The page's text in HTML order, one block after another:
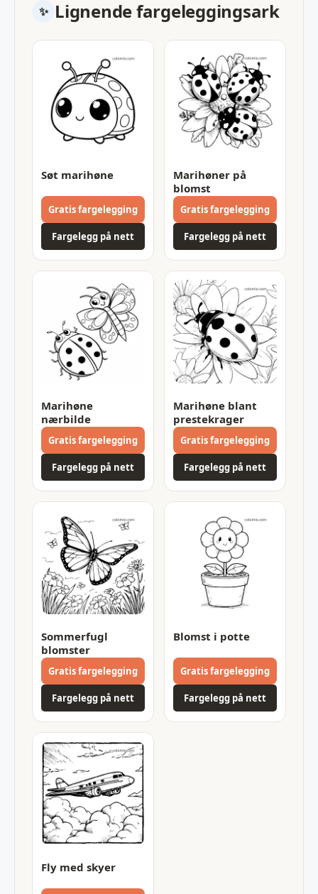
Lignende fargeleggingsark
Søt marihøne
Gratis fargelegging
Fargelegg på nett
Marihøner på
blomst
Gratis fargelegging
Fargelegg på nett
Marihøne
nærbilde
Gratis fargelegging
Fargelegg på nett
Marihøne blant
prestekrager
Gratis fargelegging
Fargelegg på nett
Sommerfugl
blomster
Gratis fargelegging
Fargelegg på nett
Blomst i potte
Gratis fargelegging
Fargelegg på nett
Fly med skyer